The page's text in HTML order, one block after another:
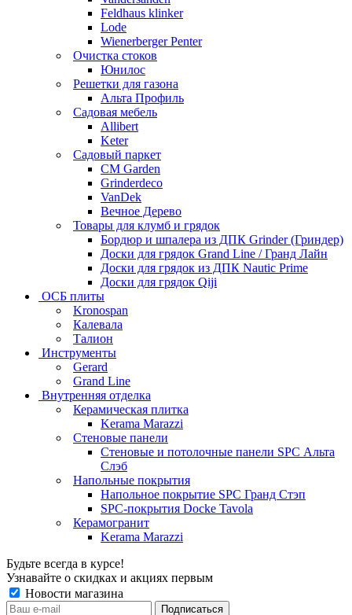
Feldhaus klinker
Lode
Wienerberger Penter
Очистка стоков
Юнилос
Решетки для газона
Альта Профиль
Садовая мебель
Allibert
Keter
Садовый паркет
CM Garden
Grinderdeco
VanDek
Вечное Дерево
Товары для клумб и грядок
Бордюр и шпалера из ДПК Grinder (Гриндер)
Доски для грядок Grand Line / Гранд Лайн
Доски для грядок из ДПК Nautic Prime
Доски для грядок Qiji
ОСБ плиты
Kronospan
Калевала
Талион
Инструменты
Gerard
Grand Line
Внутренняя отделка
Керамическая плитка
Kerama Marazzi
Стеновые панели
Стеновые и потолочные панели SPC Альта
Слэб
Напольные покрытия
Напольное покрытие SPC Гранд Стэп
SPC-покрытия Docke Tavola
Керамогранит
Kerama Marazzi
Будьте всегда в курсе!
Узнавайте о скидках и акциях первым
Новости магазина